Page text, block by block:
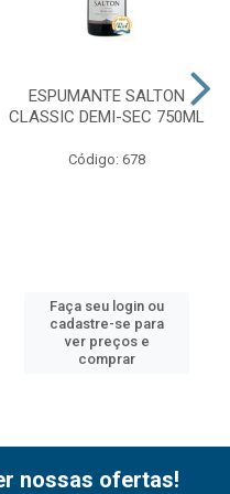
ESPUMANTE SALTON
CLASSIC DEMI-SEC 750ML
Código: 678
Faça seu login ou
cadastre-se para
ver preços e
comprar
nossas ofertas!